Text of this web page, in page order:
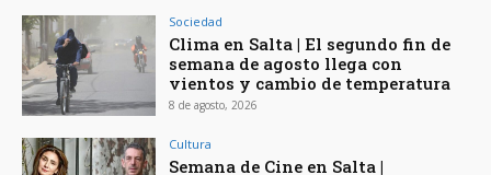
Sociedad
Clima en Salta | El segundo fin de
semana de agosto llega con
vientos y cambio de temperatura
8 de agosto, 2026
Cultura
Semana de Cine en Salta |